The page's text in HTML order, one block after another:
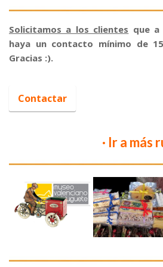
Solicitamos a los clientes que
haya un contacto mínimo de
Gracias :).
Contactar
· Ir a más